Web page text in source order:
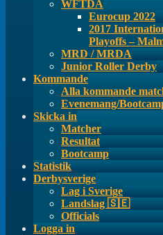
WFTDA
Eurocup 2022
2017
Playoffs –
MRD / MRDA
Junior Roller Derby
Kommande
Alla kommande
Evenemang/
Skicka in
Matcher
Resultat
Bootcamp
Statistik
Derbysverige
Lag i Sverige
Landslag 🇸🇪
Officials
Logga in